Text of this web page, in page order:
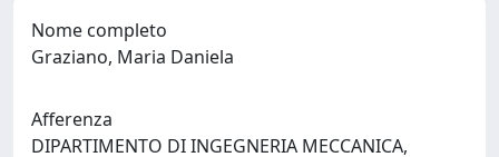
Nome completo
Graziano, Maria Daniela
Afferenza
DIPARTIMENTO DI INGEGNERIA MECCANICA,